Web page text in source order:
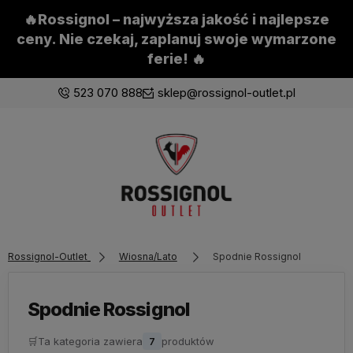
🔥Rossignol – najwyższa jakość i najlepsze
ceny. Nie czekaj, zaplanuj swoje wymarzone
ferie! 🔥
523 070 888 sklep@rossignol-outlet.pl
Zaloguj się
Załóż konto
z poprzedniej sesji.
Rossignol-Outlet Wiosna/Lato Spodnie Rossignol
Spodnie Rossignol
🛒Ta kategoria zawiera 7 produktów